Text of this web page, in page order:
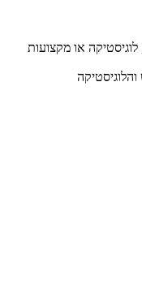
או מקצועות